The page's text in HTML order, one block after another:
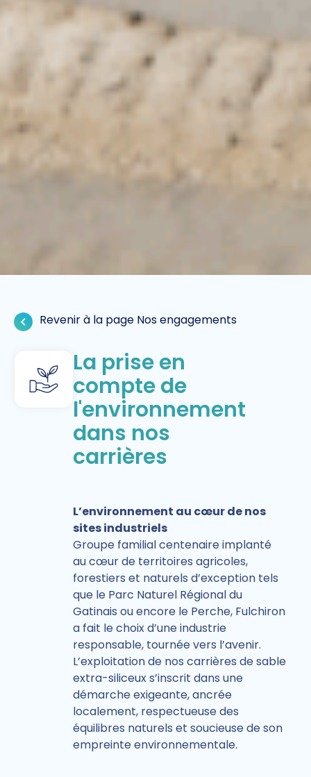
Revenir à la page Nos engagements
La prise en
compte de
l'environnement
dans nos
carrières
L’environnement au cœur de nos
sites industriels
Groupe familial centenaire implanté
au cœur de territoires agricoles,
forestiers et naturels d’exception tels
que le Parc Naturel Régional du
Gatinais ou encore le Perche, Fulchiron
a fait le choix d’une industrie
responsable, tournée vers l’avenir.
L’exploitation de nos carrières de sable
extra-siliceux s’inscrit dans une
démarche exigeante, ancrée
localement, respectueuse des
équilibres naturels et soucieuse de son
empreinte environnementale.